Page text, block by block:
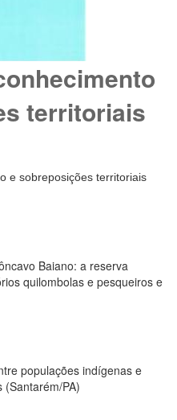
territoriais
e sobreposições territoriais
Baiano: a reserva
quilombolas e pesqueiros e
populações indígenas e
(Santarém/PA)